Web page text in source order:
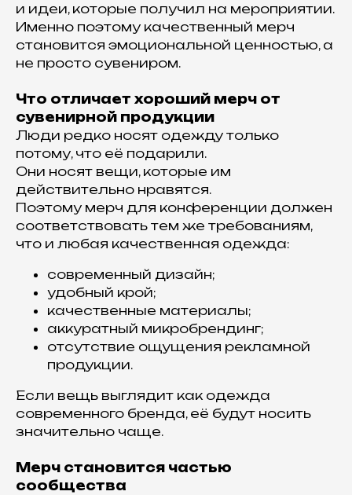
и идеи, которые получил на мероприятии.
Именно поэтому качественный мерч
становится эмоциональной ценностью, а
не просто сувениром.
Что отличает хороший мерч от
сувенирной продукции
Люди редко носят одежду только
потому, что её подарили.
Они носят вещи, которые им
действительно нравятся.
Поэтому мерч для конференции должен
соответствовать тем же требованиям,
что и любая качественная одежда:
современный дизайн;
удобный крой;
качественные материалы;
аккуратный микробрендинг;
отсутствие ощущения рекламной
продукции.
Если вещь выглядит как одежда
современного бренда, её будут носить
значительно чаще.
Мерч становится частью
сообщества